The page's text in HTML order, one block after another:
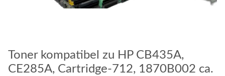
Toner kompatibel zu HP CB435A,
CE285A, Cartridge-712, 1870B002 ca.